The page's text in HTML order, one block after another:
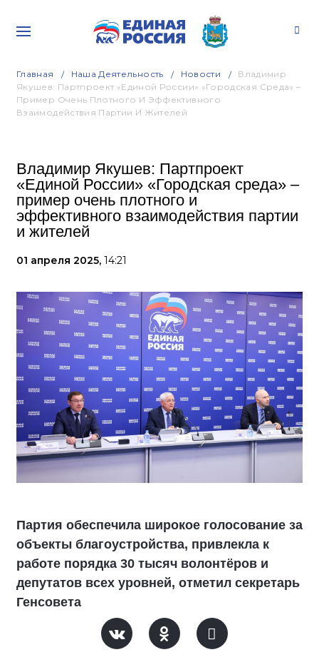
Главная Наша Деятельность Новости
Владимир
Якушев: Партпроект «Единой России» «Городская Среда» –
Пример Очень Плотного И Эффективного
Взаимодействия Партии И Жителей
Владимир Якушев: Партпроект
«Единой России» «Городская среда» –
пример очень плотного и
эффективного взаимодействия партии
и жителей
01 апреля 2025, 14:21
Партия обеспечила широкое голосование за
объекты благоустройства, привлекла к
работе порядка 30 тысяч волонтёров и
депутатов всех уровней, отметил секретарь
Генсовета